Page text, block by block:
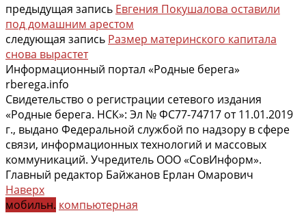
предыдущая запись Евгения Покушалова оставили
под домашним арестом
следующая запись Размер материнского капитала
снова вырастет
Информационный портал «Родные берега»
rberega.info
Свидетельство о регистрации сетевого издания
«Родные берега. НСК»: Эл № ФС77-74717 от 11.01.2019
г., выдано Федеральной службой по надзору в сфере
связи, информационных технологий и массовых
коммуникаций. Учредитель ООО «СовИнформ».
Главный редактор Байжанов Ерлан Омарович
Наверх
мобильн. компьютерная